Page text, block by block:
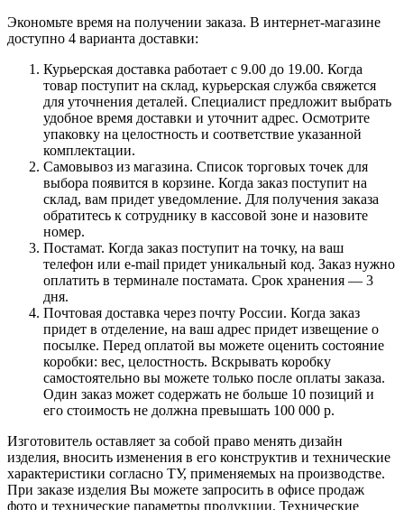
Экономьте время на получении заказа. В интернет-магазине
доступно 4 варианта доставки:
Курьерская доставка работает с 9.00 до 19.00. Когда
товар поступит на склад, курьерская служба свяжется
для уточнения деталей. Специалист предложит выбрать
удобное время доставки и уточнит адрес. Осмотрите
упаковку на целостность и соответствие указанной
комплектации.
Самовывоз из магазина. Список торговых точек для
выбора появится в корзине. Когда заказ поступит на
склад, вам придет уведомление. Для получения заказа
обратитесь к сотруднику в кассовой зоне и назовите
номер.
Постамат. Когда заказ поступит на точку, на ваш
телефон или e-mail придет уникальный код. Заказ нужно
оплатить в терминале постамата. Срок хранения — 3
дня.
Почтовая доставка через почту России. Когда заказ
придет в отделение, на ваш адрес придет извещение о
посылке. Перед оплатой вы можете оценить состояние
коробки: вес, целостность. Вскрывать коробку
самостоятельно вы можете только после оплаты заказа.
Один заказ может содержать не больше 10 позиций и
его стоимость не должна превышать 100 000 р.
Изготовитель оставляет за собой право менять дизайн
изделия, вносить изменения в его конструктив и технические
характеристики согласно ТУ, применяемых на производстве.
При заказе изделия Вы можете запросить в офисе продаж
фото и технические параметры продукции. Технические